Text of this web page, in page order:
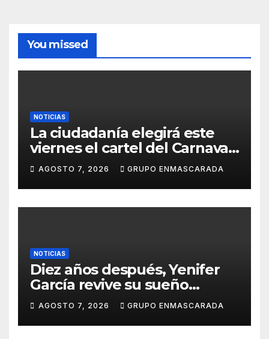
You missed
NOTICIAS
La ciudadanía elegirá este
viernes el cartel del Carnaval
de Las Palmas de Gran
Canaria 2027 en una gala
retransmitida por Televisión
Canaria
AGOSTO 7, 2026 GRUPO ENMASCARADA
NOTICIAS
Diez años después, Yenifer
García revive su sueño
carnavalero en el vídeo de
presentación de San Juan de
la Rambla para el Grand Prix
AGOSTO 7, 2026 GRUPO ENMASCARADA